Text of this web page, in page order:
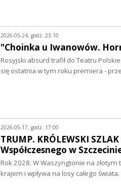
2026-05-24, godz. 23:10
"Choinka u Iwanowów.
Rosyjski absurd trafił do Teatru
się ostatnia w tym roku premiera -
2026-05-17, godz. 17:00
TRUMP. KRÓLEWSKI
Współczesnego w
Rok 2028. W Waszyngtonie na
krajem i wpływa na losy całego